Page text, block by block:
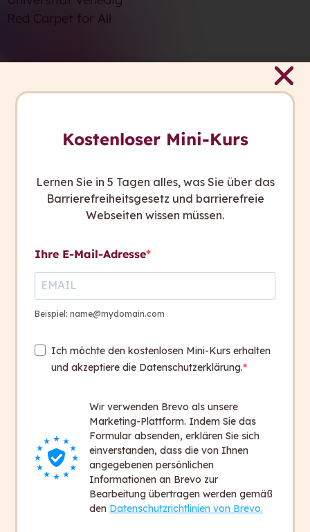
Red Carpet for All
begleiten und immer wieder Einblicke in unsere
Arbeit geben.
Das erwartet Sie:
Einblicke in das Projekt-Team
Informationen zum Themaleichte Sprache
Interviews mit Linguistik-Expert*innen
Das Projekt startet in den kommenden Wochen
mit einem Kick-Off-Meeting. Bei dem Meeting
capito Hauptquartier in Graz. Neben einem
persönlichen Kennenlernen steht auch die Feier
Klingt spannend?Dann melden Sie sich zum
Newsletter
an und folgen Sie uns aufFacebook
LinkedIn ! So bleiben Sie immer auf dem
Laufenden. Schreiben Sie uns gerne einen
Kommentar, wenn Sie Fragen oder Anmerkungen
zum Projekt haben.
Kostenloser Mini-Kurs
Lernen Sie in 5 Tagen alles, was Sie über das
Barrierefreiheitsgesetz und barrierefreie
Webseiten wissen müssen.
Ihre E-Mail-Adresse
Beispiel: name@mydomain.com
Ich möchte den kostenlosen Mini-Kurs erhalten
und akzeptiere die Datenschutzerklärung.
Wir verwenden Brevo als unsere
Marketing-Plattform. Indem Sie das
Formular absenden, erklären Sie sich
einverstanden, dass die von Ihnen
angegebenen persönlichen
Informationen an Brevo zur
Bearbeitung übertragen werden gemäß
den Datenschutzrichtlinien von Brevo.